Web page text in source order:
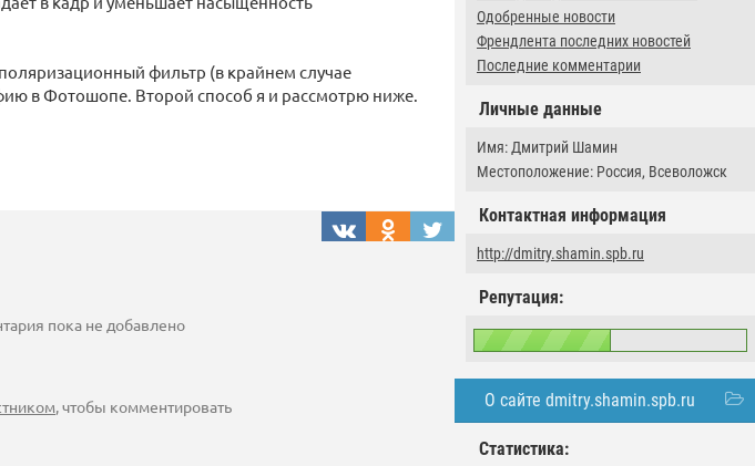
Одобренные новости
Френдлента последних новостей
Последние комментарии
Личные данные
Имя: Дмитрий Шамин
Местоположение: Россия, Всеволожск
Контактная информация
http://dmitry.shamin.spb.ru
Репутация:
О сайте dmitry.shamin.spb.ru
Статистика:
фильтр (в крайнем случае
в Фотошопе. Второй способ я и рассмотрю ниже.
пока не добавлено
, чтобы комментировать